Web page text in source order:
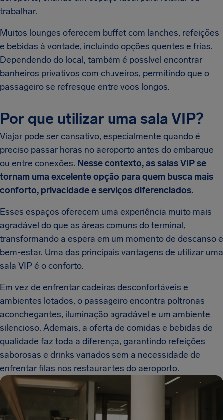
trabalhar.
Muitos lounges oferecem buffet com lanches, refeições
e bebidas à vontade, incluindo opções quentes e frias.
Dependendo do local, também é possível encontrar
banheiros privativos com chuveiros, permitindo que o
passageiro se refresque entre voos longos.
Por que utilizar uma sala VIP?
Viajar pode ser cansativo, especialmente quando é
preciso passar horas no aeroporto antes do embarque
ou entre conexões. Nesse contexto, as salas VIP se
tornam uma excelente opção para quem busca mais
conforto, privacidade e serviços diferenciados.
Esses espaços oferecem uma experiência muito mais
agradável do que as áreas comuns do terminal,
transformando a espera em um momento de descanso e
bem-estar. Uma das principais vantagens de utilizar uma
sala VIP é o conforto.
Em vez de enfrentar cadeiras desconfortáveis e
ambientes lotados, o passageiro encontra poltronas
aconchegantes, iluminação agradável e um ambiente
silencioso. Ademais, a oferta de comidas e bebidas de
qualidade faz toda a diferença, garantindo refeições
saborosas e drinks variados sem a necessidade de
enfrentar filas nos restaurantes do aeroporto.